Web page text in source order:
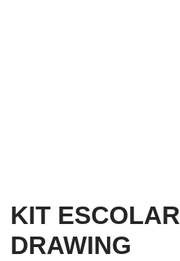
KIT ESCOLAR
DRAWING